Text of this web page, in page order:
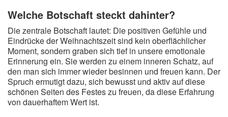
Welche Botschaft steckt dahinter?
Die zentrale Botschaft lautet: Die positiven Gefühle und
Eindrücke der Weihnachtszeit sind kein oberflächlicher
Moment, sondern graben sich tief in unsere emotionale
Erinnerung ein. Sie werden zu einem inneren Schatz, auf
den man sich immer wieder besinnen und freuen kann. Der
Spruch ermutigt dazu, sich bewusst und aktiv auf diese
schönen Seiten des Festes zu freuen, da diese Erfahrung
von dauerhaftem Wert ist.